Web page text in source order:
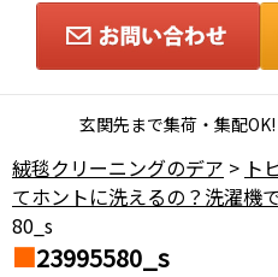
玄関先まで集荷・集配
絨毯クリーニングのデア > ト
てホントに洗えるの？洗濯機
80_s
23995580_s